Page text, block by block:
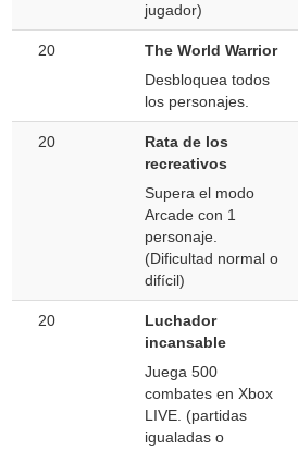
jugador)
20
The World Warrior
Desbloquea todos
los personajes.
20
Rata de los
recreativos
Supera el modo
Arcade con 1
personaje.
(Dificultad normal o
difícil)
20
Luchador
incansable
Juega 500
combates en Xbox
LIVE. (partidas
igualadas o